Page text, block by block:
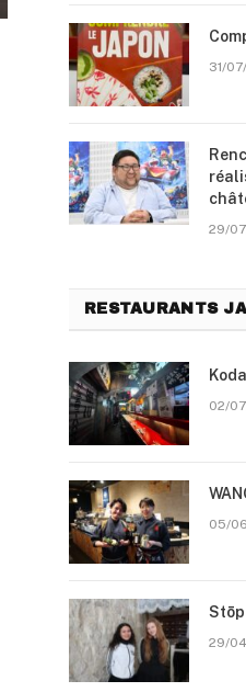
31/
29/
RESTAURANTS
02/
05/
Stōp
29/